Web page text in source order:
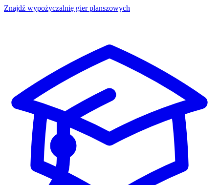
Znajdź wypożyczalnię gier planszowych